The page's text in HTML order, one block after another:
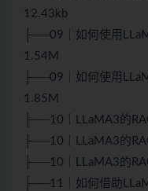
12.43kb
├──09｜如何使用
1.54M
├──09｜如何使用
1.85M
├──10｜LLaMA3的
├──10｜LLaMA3的
├──10｜LLaMA3的
├──11｜如何借助